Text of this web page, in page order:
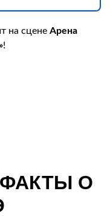
на сцене Арена
!
О